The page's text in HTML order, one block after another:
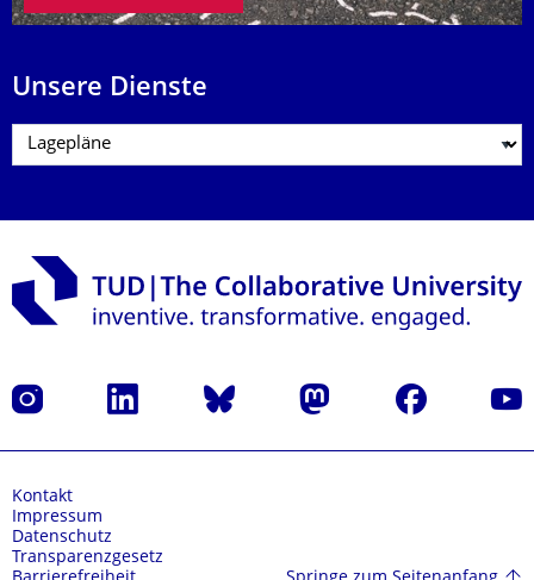
Unsere Dienste
Instagram LinkedIn Bluesky Mastodon Facebook
Kontakt
Impressum
Datenschutz
Transparenzgesetz